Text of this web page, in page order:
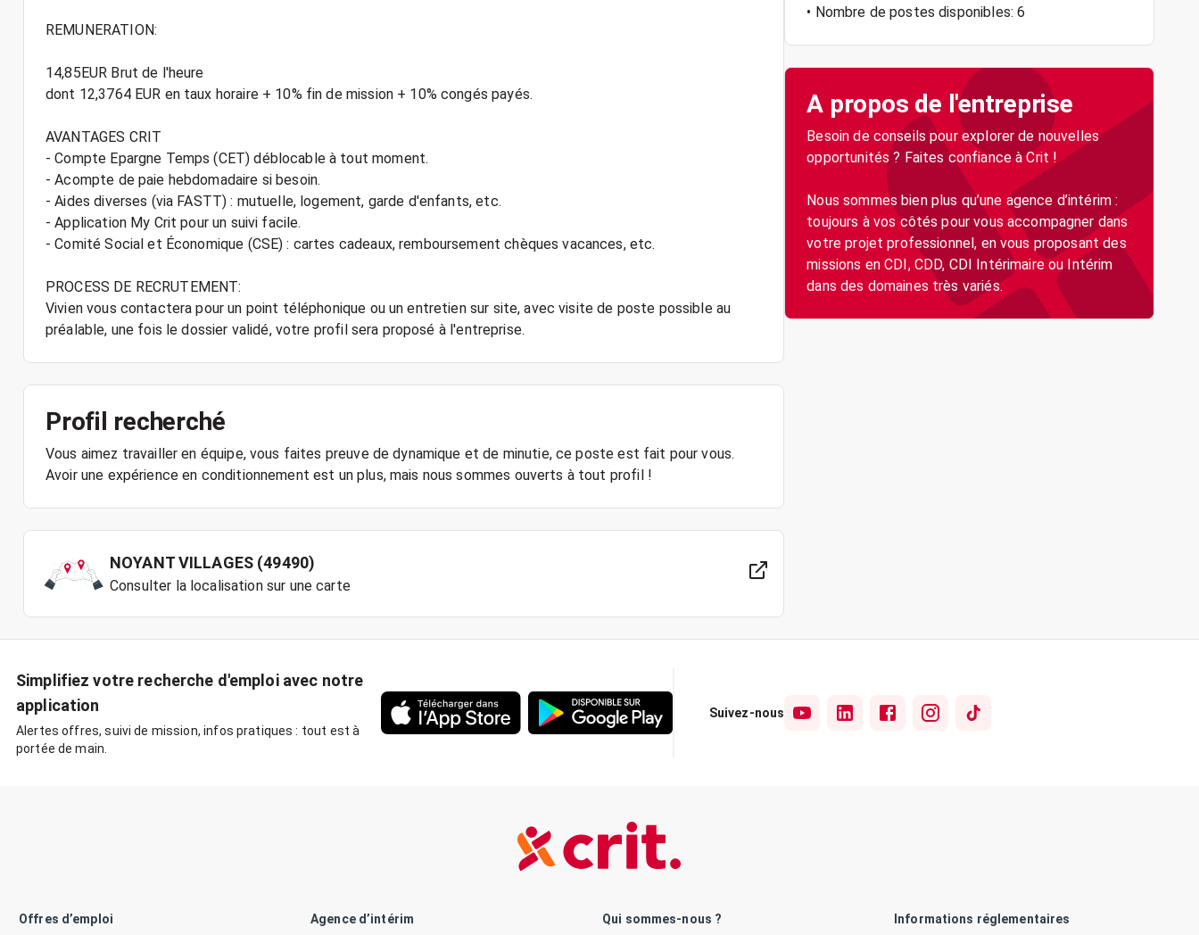
REMUNERATION:
14,85EUR Brut de l'heure
dont 12,3764 EUR en taux horaire + 10% fin de mission + 10% congés payés.
AVANTAGES CRIT
- Compte Epargne Temps (CET) déblocable à tout moment.
- Acompte de paie hebdomadaire si besoin.
- Aides diverses (via FASTT) : mutuelle, logement, garde d'enfants, etc.
- Application My Crit pour un suivi facile.
- Comité Social et Économique (CSE) : cartes cadeaux, remboursement chèques vacances, etc.
PROCESS DE RECRUTEMENT:
Vivien vous contactera pour un point téléphonique ou un entretien sur site, avec visite de poste possible au
préalable, une fois le dossier validé, votre profil sera proposé à l'entreprise.
Profil recherché
Vous aimez travailler en équipe, vous faites preuve de dynamique et de minutie, ce poste est fait pour vous.
NOYANT VILLAGES (49490)
Consulter la localisation sur une carte
• Nombre de postes disponibles: 6
A propos de l'entreprise
Besoin de conseils pour explorer de nouvelles
opportunités ? Faites confiance à Crit !
Nous sommes bien plus qu’une agence d’intérim :
toujours à vos côtés pour vous accompagner dans
votre projet professionnel, en vous proposant des
missions en CDI, CDD, CDI Intérimaire ou Intérim
dans des domaines très variés.
Simplifiez votre recherche d'emploi avec notre
application
Alertes offres, suivi de mission, infos pratiques : tout est à
portée de main.
Suivez-nous
Offres d’emploi Agence d’intérim Qui sommes-nous ? Informations réglementaires